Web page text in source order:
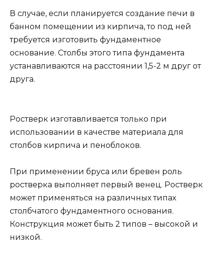
В случае, если планируется создание печи в
банном помещении из кирпича, то под ней
требуется изготовить фундаментное
основание. Столбы этого типа фундамента
устанавливаются на расстоянии 1,5-2 м друг от
друга.
Ростверк изготавливается только при
использовании в качестве материала для
столбов кирпича и пеноблоков.
При применении бруса или бревен роль
ростверка выполняет первый венец. Ростверк
может применяться на различных типах
столбчатого фундаментного основания.
Конструкция может быть 2 типов – высокой и
низкой.